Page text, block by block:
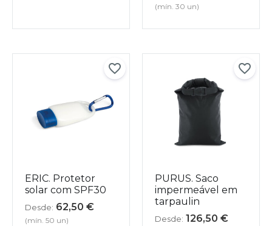
(mín. 30 un)
ERIC. Protetor
solar com SPF30
Desde: 62,50 €
(mín. 50 un)
PURUS. Saco
impermeável em
tarpaulin
Desde: 126,50 €